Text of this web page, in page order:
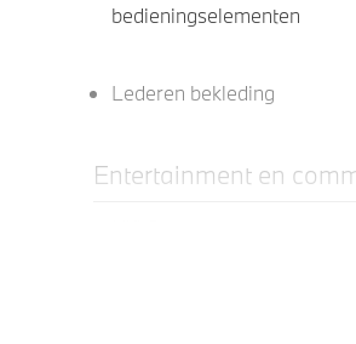
bedieningselementen
Lederen bekleding
Entertainment en